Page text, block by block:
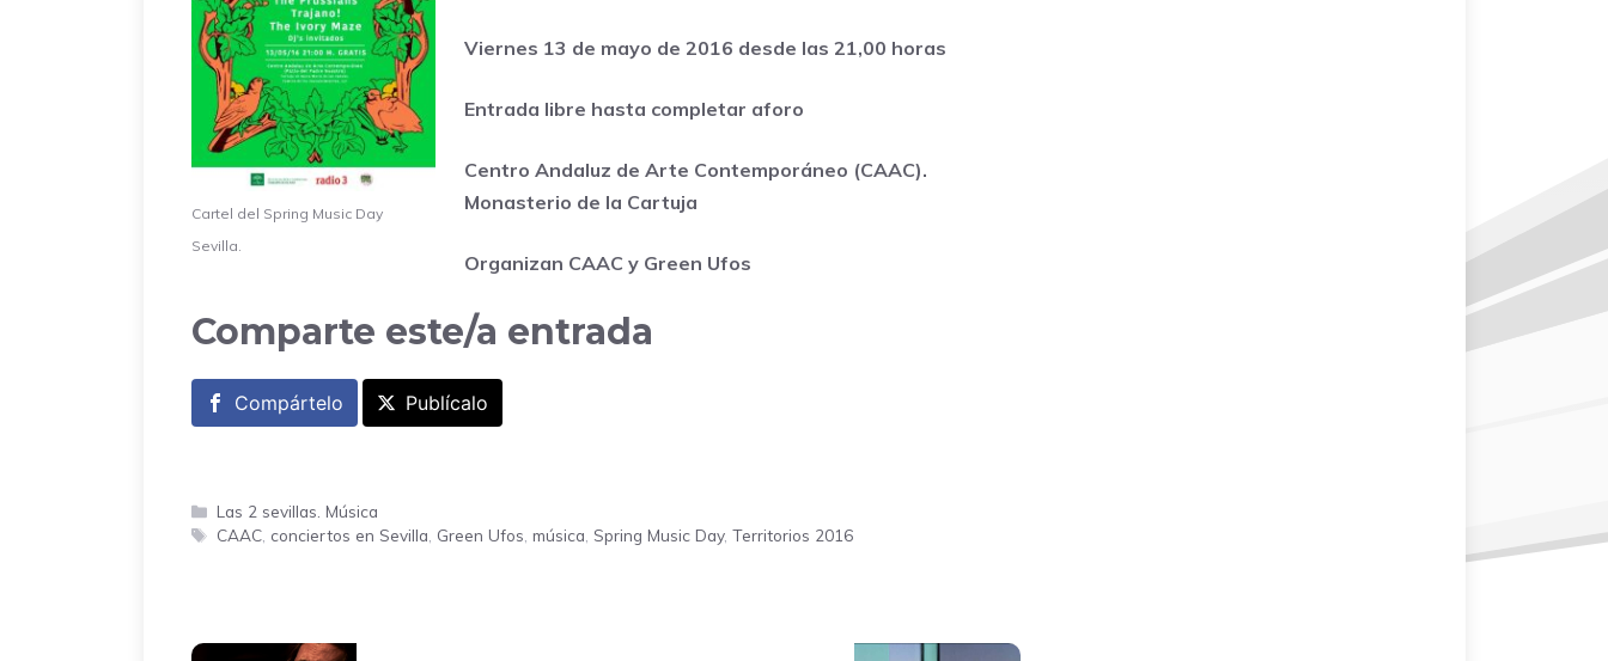
Cartel del Spring Music Day
Sevilla.
Viernes 13 de mayo de 2016 desde las 21,00 horas
Entrada libre hasta completar aforo
Centro Andaluz de Arte Contemporáneo (CAAC).
Monasterio de la Cartuja
Organizan CAAC y Green Ufos
Comparte este/a entrada
Compártelo Publícalo
Categorías
Las 2 sevillas. Música
Etiquetas
CAAC conciertos en Sevilla Green Ufos ,música Spring Music Day,Territorios 2016